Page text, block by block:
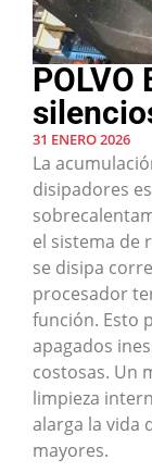
POLVO
31 ENERO 2026
La
disipadores
el sistema de
se disipa
procesador
función. Esto
apagados
costosas. Un
limpieza
alarga la vida
mayores.